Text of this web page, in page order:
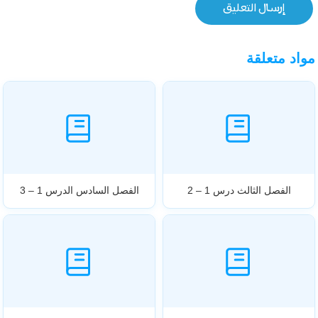
مواد متعلقة
الفصل الثالث درس 1 – 2 الفصل السادس الدرس 1 – 3